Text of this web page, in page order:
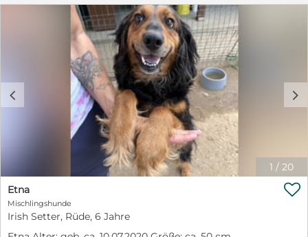
1 / 20
c d
Etna
Mischlingshunde
Irish Setter, Rüde, 6 Jahre
